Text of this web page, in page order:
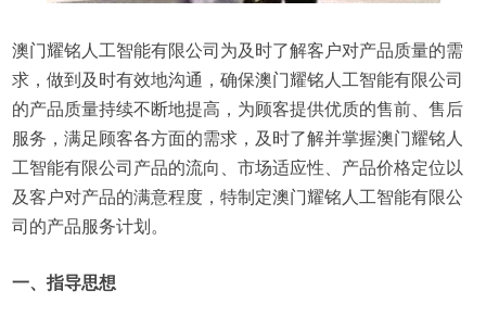
澳门耀铭人工智能有限公司为及时了解客户对产品质量的需
求，做到及时有效地沟通，确保澳门耀铭人工智能有限公司
的产品质量持续不断地提高，为顾客提供优质的售前、售后
服务，满足顾客各方面的需求，及时了解并掌握澳门耀铭人
工智能有限公司产品的流向、市场适应性、产品价格定位以
及客户对产品的满意程度，特制定澳门耀铭人工智能有限公
司的产品服务计划。
一、指导思想